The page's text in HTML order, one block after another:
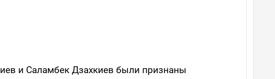
и Саламбек Дзахкиев были признаны